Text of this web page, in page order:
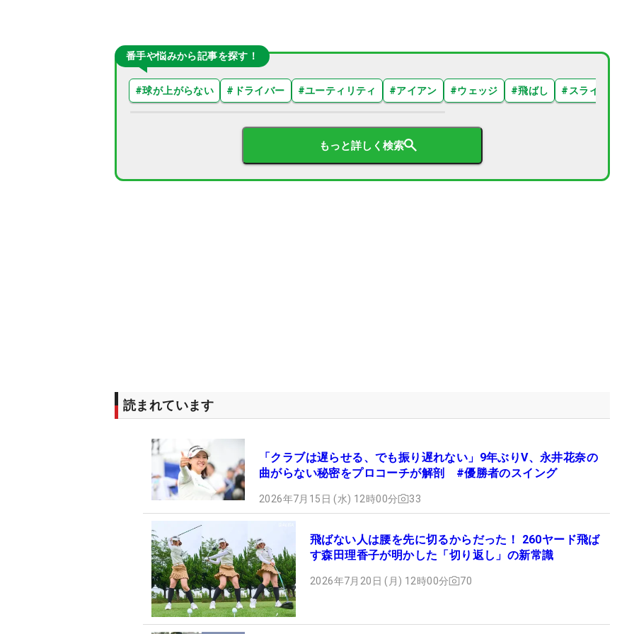
番手や悩みから記事を探す！
#球が上がらない # ドライバー #ユーティリティ #アイアン #ウェッジ #飛ばし # スライス
もっと詳しく検索
読まれています
「クラブは遅らせる、でも振り遅れない」9年ぶりV、永井花奈の
曲がらない秘密をプロコーチが解剖 #優勝者のスイング
2026年7月15日 (水) 12時00分 33
飛ばない人は腰を先に切るからだった！ 260ヤード飛ば
す森田理香子が明かした「切り返し」の新常識
2026年7月20日 (月) 12時00分 70